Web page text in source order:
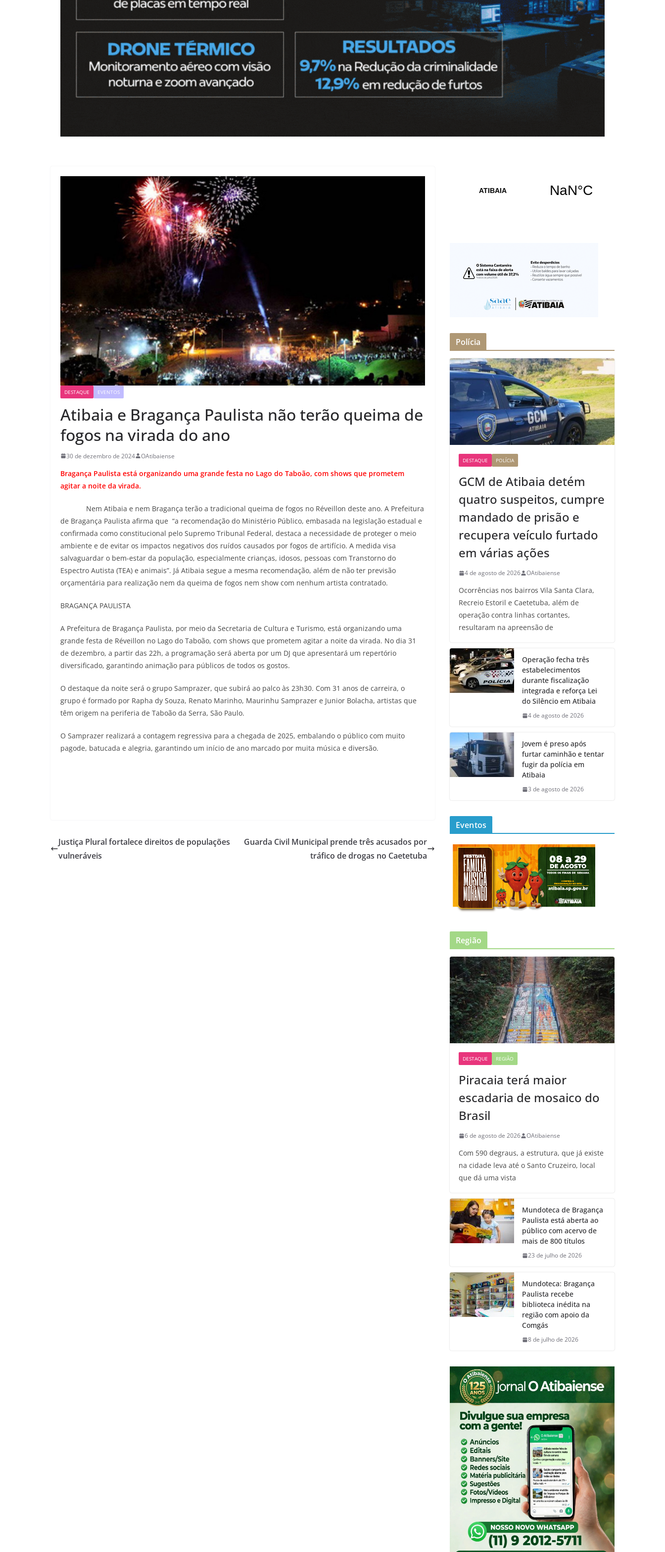
DESTAQUE EVENTOS
Atibaia e Bragança Paulista não terão queima de
fogos na virada do ano
30 de dezembro de 2024 OAtibaiense
Bragança Paulista está organizando uma grande festa no Lago do Taboão, com shows que prometem
agitar a noite da virada.
Nem Atibaia e nem Bragança terão a tradicional queima de fogos no Réveillon deste ano. A Prefeitura
de Bragança Paulista afirma que “a recomendação do Ministério Público, embasada na legislação estadual e
confirmada como constitucional pelo Supremo Tribunal Federal, destaca a necessidade de proteger o meio
ambiente e de evitar os impactos negativos dos ruídos causados por fogos de artifício. A medida visa
salvaguardar o bem-estar da população, especialmente crianças, idosos, pessoas com Transtorno do
Espectro Autista (TEA) e animais”. Já Atibaia segue a mesma recomendação, além de não ter previsão
orçamentária para realização nem da queima de fogos nem show com nenhum artista contratado.
BRAGANÇA PAULISTA
A Prefeitura de Bragança Paulista, por meio da Secretaria de Cultura e Turismo, está organizando uma
grande festa de Réveillon no Lago do Taboão, com shows que prometem agitar a noite da virada. No dia 31
de dezembro, a partir das 22h, a programação será aberta por um DJ que apresentará um repertório
diversificado, garantindo animação para públicos de todos os gostos.
O destaque da noite será o grupo Samprazer, que subirá ao palco às 23h30. Com 31 anos de carreira, o
grupo é formado por Rapha dy Souza, Renato Marinho, Maurinhu Samprazer e Junior Bolacha, artistas que
têm origem na periferia de Taboão da Serra, São Paulo.
O Samprazer realizará a contagem regressiva para a chegada de 2025, embalando o público com muito
pagode, batucada e alegria, garantindo um início de ano marcado por muita música e diversão.
Justiça Plural fortalece direitos de populações
vulneráveis
Guarda Civil Municipal prende três acusados por
tráfico de drogas no Caetetuba
Polícia
DESTAQUE POLÍCIA
GCM de Atibaia detém
quatro suspeitos, cumpre
mandado de prisão e
recupera veículo furtado
em várias ações
4 de agosto de 2026 OAtibaiense
Ocorrências nos bairros Vila Santa Clara,
Recreio Estoril e Caetetuba, além de
operação contra linhas cortantes,
resultaram na apreensão de
Operação fecha três
estabelecimentos
durante fiscalização
integrada e reforça Lei
do Silêncio em Atibaia
4 de agosto de 2026
Jovem é preso após
furtar caminhão e tentar
fugir da polícia em
Atibaia
3 de agosto de 2026
Eventos
Região
DESTAQUE REGIÃO
Piracaia terá maior
escadaria de mosaico do
Brasil
6 de agosto de 2026 OAtibaiense
Com 590 degraus, a estrutura, que já existe
na cidade leva até o Santo Cruzeiro, local
que dá uma vista
Mundoteca de Bragança
Paulista está aberta ao
público com acervo de
mais de 800 títulos
23 de julho de 2026
Mundoteca: Bragança
Paulista recebe
biblioteca inédita na
região com apoio da
Comgás
8 de julho de 2026